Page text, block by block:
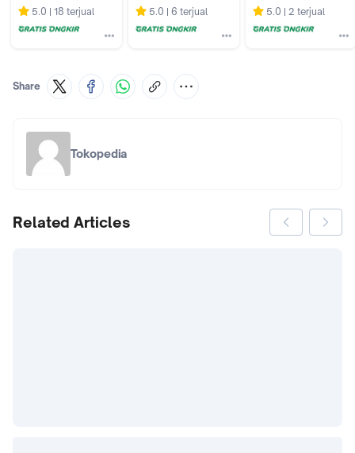
Apotek Era Farma by GoApotik
5.0 18 terjual
Apotek Sahabat 2 Puger
5.0 6 terjual
Apotek Jitu
5.0 2 terjual
Share
Tokopedia
Related Articles